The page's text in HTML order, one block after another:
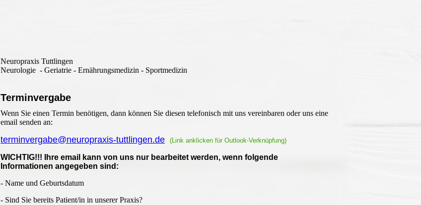
Neuropraxis Tuttlingen
Neurologie - Geriatrie - Ernährungsmedizin - Sportmedizin
Terminvergabe
Wenn Sie einen Termin benötigen, dann können Sie diesen telefonisch mit uns vereinbaren oder uns eine
email senden an:
terminvergabe@neuropraxis-tuttlingen.de (Link anklicken für Outlook-Verknüpfung)
WICHTIG!!! Ihre email kann von uns nur bearbeitet werden, wenn folgende
Informationen angegeben sind:
- Name und Geburtsdatum
- Sind Sie bereits Patient/in in unserer Praxis?